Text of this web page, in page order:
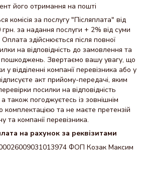
його отримання на пошті
комісія за послугу "Післяплата" від
за надання послуги + 2% від суми
здійснюється після повної
на відповідність до замовлення та
пошкоджень. Звертаємо вашу увагу, що
відділенні компанії перевізника або у
акт прийому-передачі, яким
посилки на відповідність
погоджуєтесь із зовнішнім
комплектацією та не маєте претензій
та компанії перевізника.
на рахунок за реквізитами
ФОП Козак Максим